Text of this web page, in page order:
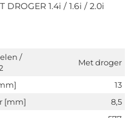
DROGER 1.4i / 1.6i / 2.0i
/
Met droger
13
[mm]
8,5